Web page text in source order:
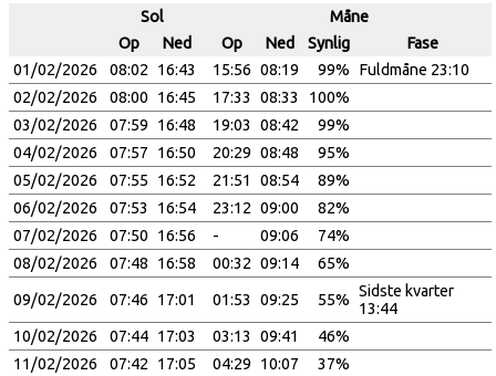
Sol
Måne
Op
Ned Op Ned Synlig
Fase
01/02/2026
08:02 16:43 15:56 08:19 99%
Fuldmåne 23:10
02/02/2026
08:00 16:45 17:33 08:33
100%
03/02/2026
07:59 16:48 19:03 08:42
99%
04/02/2026
07:57 16:50 20:29 08:48
95%
05/02/2026
07:55 16:52 21:51 08:54
89%
06/02/2026
07:53 16:54 23:12 09:00
82%
07/02/2026
07:50 16:56 - 09:06
74%
08/02/2026
07:48 16:58 00:32 09:14 65%
09/02/2026 07:46 17:01 01:53 09:25 55% Sidste kvarter
13:44
10/02/2026
07:44 17:03 03:13 09:41
46%
11/02/2026
07:42 17:05 04:29 10:07
37%